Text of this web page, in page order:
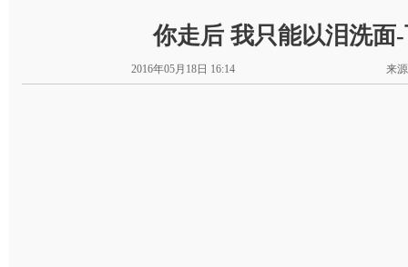
你走后 我只能以泪洗面
2016年05月18日 16:14 来